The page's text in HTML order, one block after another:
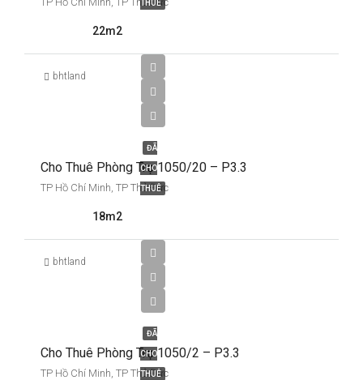
THUÊ
22m2
bhtland
ĐÃ
CHO
THUÊ
Cho Thuê Phòng Trọ 1050/20 – P3.3
TP Hồ Chí Minh, TP Thủ Đức
18m2
bhtland
ĐÃ
CHO
THUÊ
Cho Thuê Phòng Trọ 1050/2 – P3.3
TP Hồ Chí Minh, TP Thủ Đức